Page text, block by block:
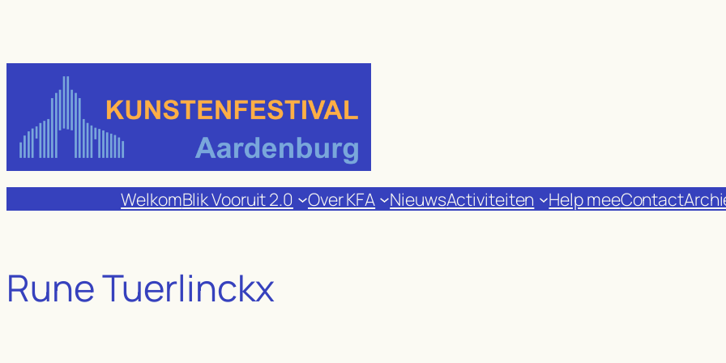
de
inhoud
WelkomBlik Vooruit 2.0 Over KFA NieuwsActiviteiten Help meeContact
Rune Tuerlinckx